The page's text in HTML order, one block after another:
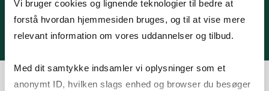
Vi bruger cookies og lignende teknologier til bedre at
forstå hvordan hjemmesiden bruges, og til at vise mere
relevant information om vores uddannelser og tilbud.
Med dit samtykke indsamler vi oplysninger som et
anonymt ID, hvilken slags enhed og browser du besøger